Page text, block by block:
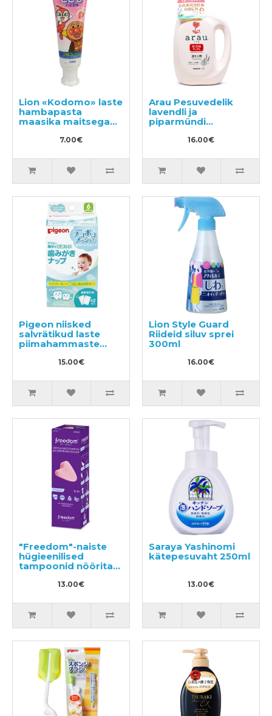
Lion «Kodomo» laste
hambapasta
maasika maitsega
7.00€
Arau Pesuvedelik
lavendli ja
piparmündi
ekstraktidega
16.00€
Pigeon niisked
salvrätikud laste
piimahammaste
puhastamiseks
alates 6 elukuust
15.00€
Lion Style Guard
Riideid siluv sprei
300ml
16.00€
"Freedom"-naiste
hügieenilised
tampoonid nöörita
13.00€
Saraya Yashinomi
kätepesuvaht 250ml
13.00€